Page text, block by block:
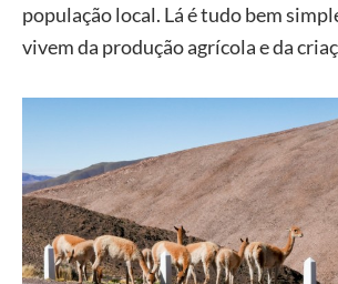
população local. Lá é tudo bem
vivem da produção agrícola e da